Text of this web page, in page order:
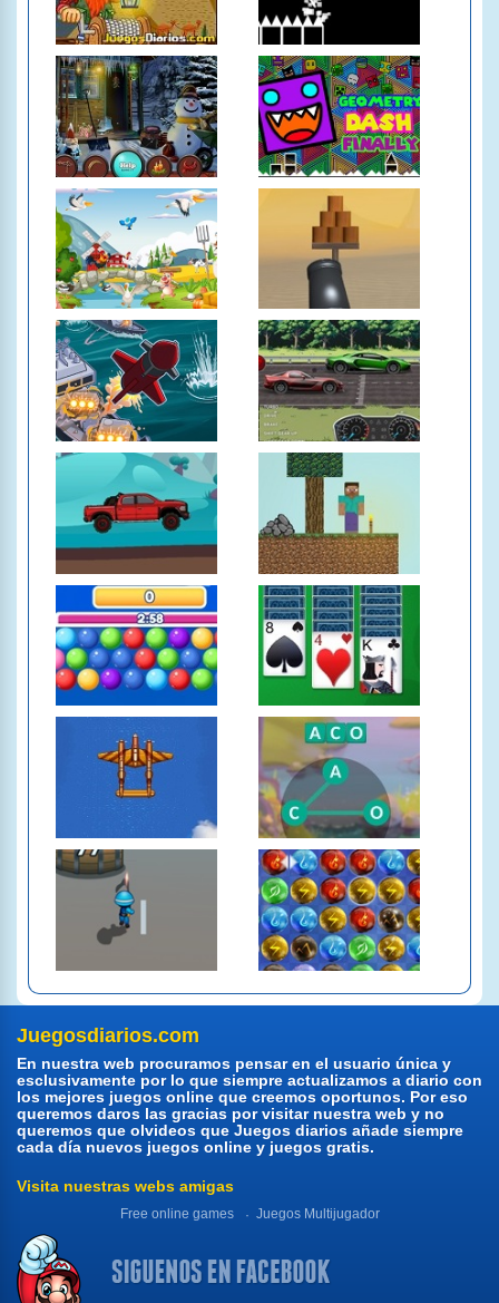
Juegosdiarios.com
En nuestra web procuramos pensar en el usuario única y
esclusivamente por lo que siempre actualizamos a diario con
los mejores juegos online que creemos oportunos. Por eso
queremos daros las gracias por visitar nuestra web y no
queremos que olvideos que Juegos diarios añade siempre
cada día nuevos juegos online y juegos gratis.
Visita nuestras webs amigas
Free online games Juegos Multijugador